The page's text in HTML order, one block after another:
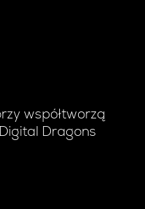
współtworzą
Dragons